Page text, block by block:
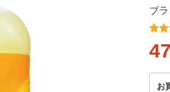
ブラ
お